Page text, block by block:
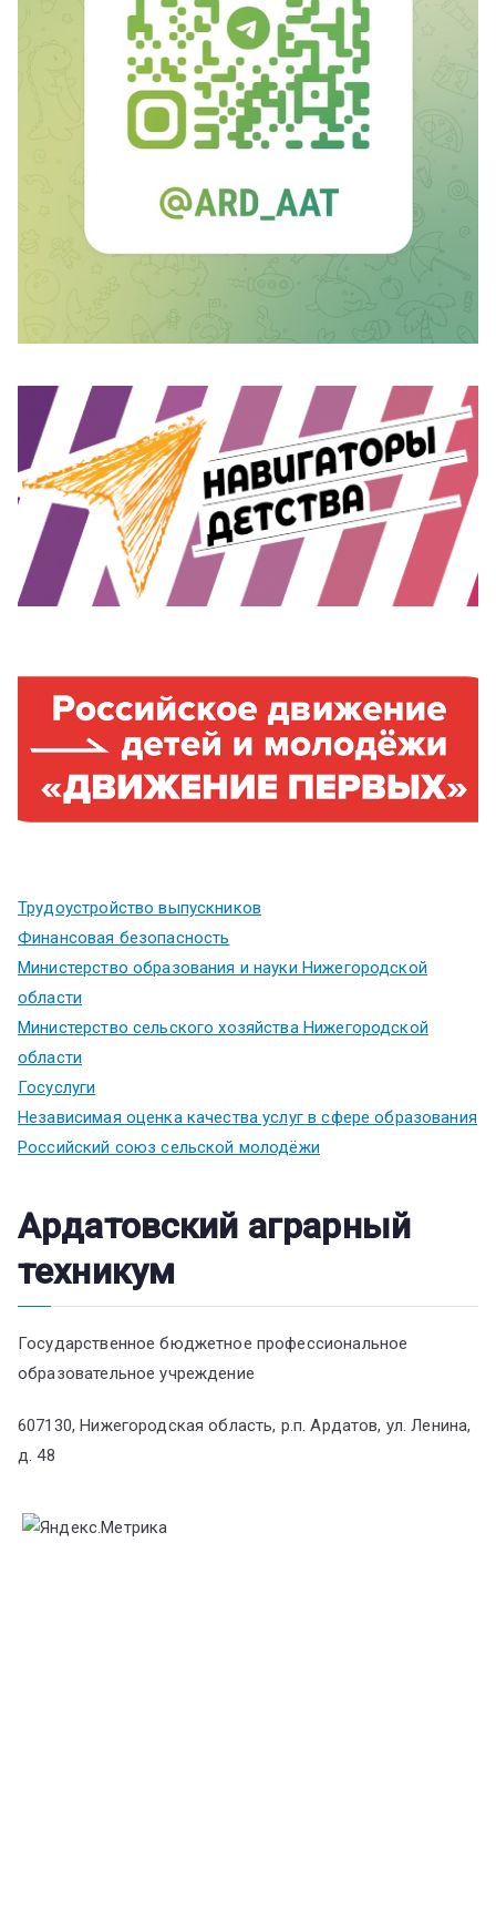
Трудоустройство выпускников
Финансовая безопасность
Министерство образования и науки Нижегородской
области
Министерство сельского хозяйства Нижегородской
области
Госуслуги
Независимая оценка качества услуг в сфере образования
Российский союз сельской молодёжи
Ардатовский аграрный
техникум
Государственное бюджетное профессиональное
образовательное учреждение
607130, Нижегородская область, р.п. Ардатов, ул. Ленина,
д. 48